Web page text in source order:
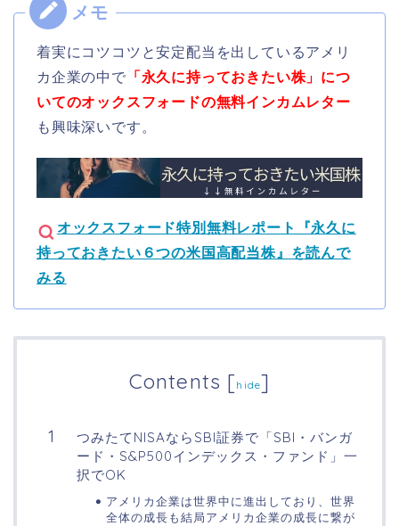
着実にコツコツと安定配当を出しているアメリ
カ企業の中で 「永久に持っておきたい株」につ
いてのオックスフォードの無料インカムレター
も興味深いです。
オックスフォード特別無料レポート『永久に
持っておきたい６つの米国高配当株』を読んで
みる
Contents [hide]
つみたてNISAならSBI証券で「SBI・バンガ
ード・S&P500インデックス・ファンド」一
択でOK
アメリカ企業は世界中に進出しており、世界
全体の成長も結局アメリカ企業の成長に繋が